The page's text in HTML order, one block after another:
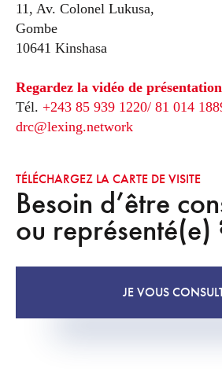
Besoin d’être
ou représenté(e)
JE VOUS
11, Av. Colonel Lukusa,
Gombe
10641 Kinshasa
Regardez la vidéo de présentation
Tél. +243 85 939 1220/ 81 014
drc@lexing.network
TÉLÉCHARGEZ LA CARTE DE VISITE